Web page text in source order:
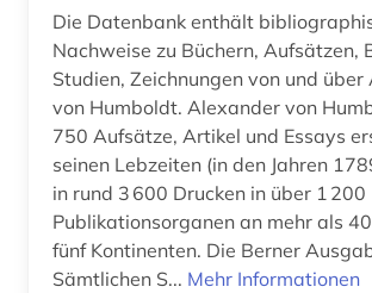
devisen (1)
digitale karte (4)
digitale landschaftsmodelle (1)
digitalisat (1)
discovery service (1)
Die Datenbank enthält
Nachweise zu Büchern, Aufsätzen,
Studien, Zeichnungen von und
von Humboldt. Alexander von
750 Aufsätze, Artikel und Essays
seinen Lebzeiten (in den Jahren
in rund 3 600 Drucken in über 1 200
Publikationsorganen an mehr als
fünf Kontinenten. Die Berner
Sämtlichen S... Mehr Informationen